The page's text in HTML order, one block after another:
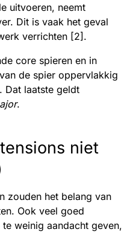
uitvoeren, neemt
Dit is vaak het geval
verrichten [2].
core spieren en in
de spier oppervlakkig
Dat laatste geldt
.
niet
zouden het belang van
Ook veel goed
weinig aandacht geven,